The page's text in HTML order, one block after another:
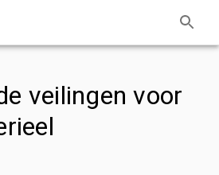
veilingen voor